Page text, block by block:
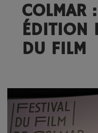
COLMAR
ÉDITION
DU FILM